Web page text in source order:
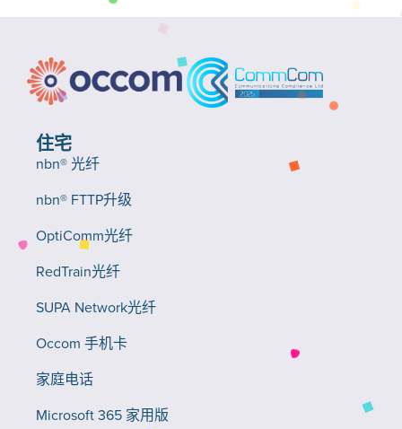
住宅
nbn® 光纤
nbn® FTTP升级
OptiComm光纤
RedTrain光纤
SUPA Network光纤
Occom 手机卡
家庭电话
Microsoft 365 家用版